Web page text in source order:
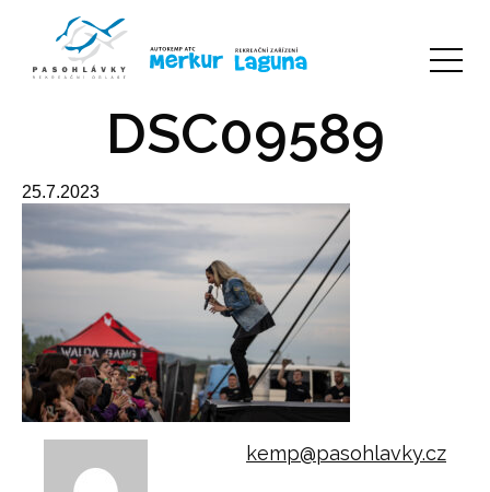
DSC09589
25.7.2023
kemp@pasohlavky.cz